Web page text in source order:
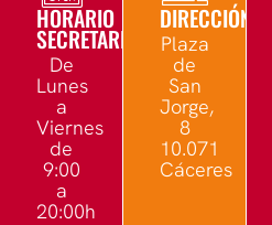
HORARIO
SECRETARÍA
De
Lunes
a
Viernes
de
9:00
a
20:00h
DIRECCIÓN
Plaza
de
San
Jorge,
8
10.071
Cáceres